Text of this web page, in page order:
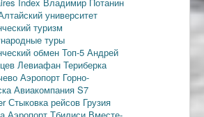
университет
туризм
туры
обмен Топ-5 Андрей
Левиафан Териберка
Аэропорт Горно-
Авиакомпания S7
Стыковка рейсов Грузия